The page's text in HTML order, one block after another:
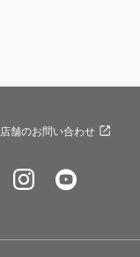
店舗のお問い合わせ